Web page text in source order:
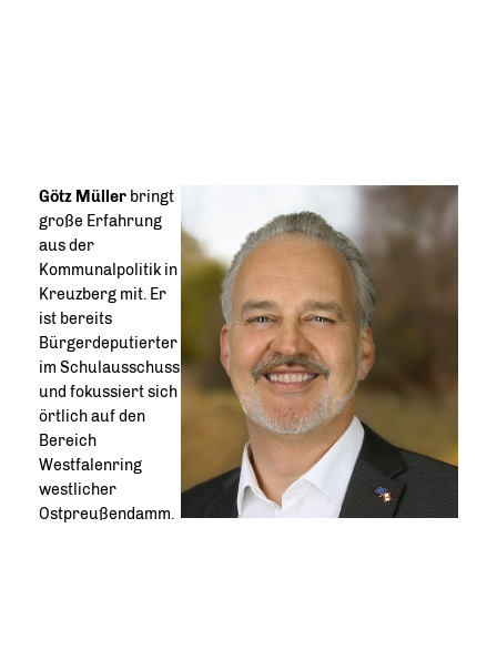
Götz Müller bringt
große Erfahrung
aus der
Kommunalpolitik in
Kreuzberg mit. Er
ist bereits
Bürgerdeputierter
im Schulausschuss
und fokussiert sich
örtlich auf den
Bereich
Westfalenring
westlicher
Ostpreußendamm.